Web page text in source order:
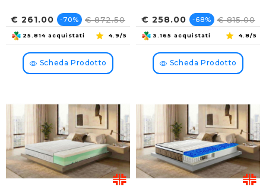
Prezzo
€ 261.00 Prezzo
base
-70% € 872.50
25.814 acquistati 4.9/5
Scheda Prodotto
Prezzo
€ 258.00 Prezzo
base
-68% € 815.00
3.165 acquistati 4.8/5
Scheda Prodotto